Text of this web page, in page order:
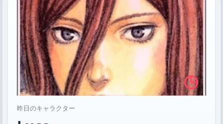
◷
昨日のキャラクター